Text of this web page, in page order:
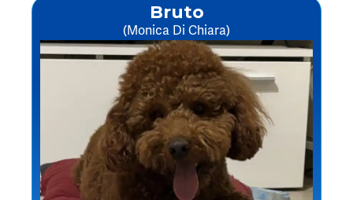
Bruto
(Monica Di Chiara)